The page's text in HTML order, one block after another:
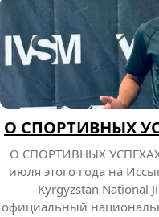
О СПОРТИВНЫХ
О СПОРТИВНЫХ
июля этого года на
Kyrgyzstan National
официальный